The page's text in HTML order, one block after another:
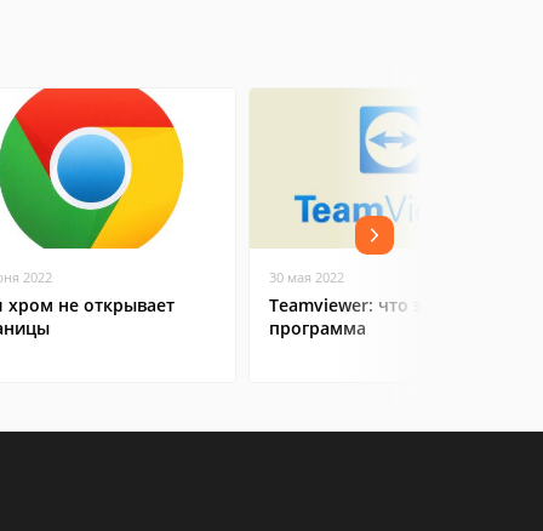
2022
хром не открывает
30 мая 2022
Teamviewer: что это за
программа